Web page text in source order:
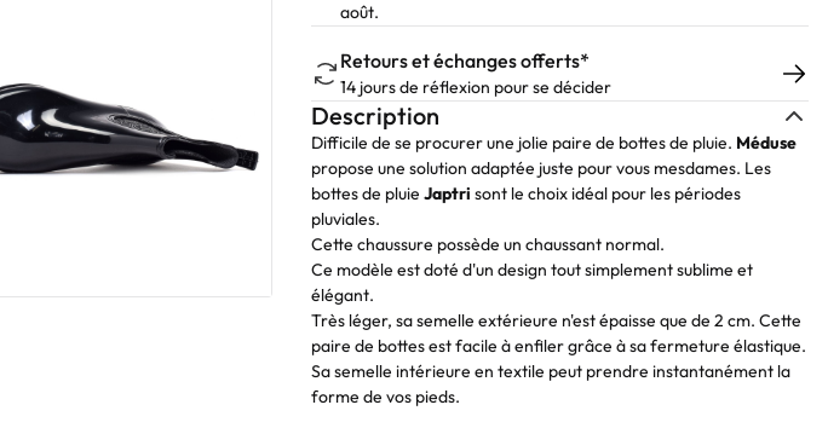
août.
Retours et échanges offerts*
14 jours de réflexion pour se décider
Description
Difficile de se procurer une jolie paire de bottes de pluie. Méduse
propose une solution adaptée juste pour vous mesdames. Les
bottes de pluieJaptri sont le choix idéal pour les périodes
pluviales.
Cette chaussure possède un chaussant normal.
Ce modèle est doté d'un design tout simplement sublime et
élégant.
Très léger, sa semelle extérieure n'est épaisse que de 2 cm. Cette
paire de bottes est facile à enfiler grâce à sa fermeture élastique.
Sa semelle intérieure en textile peut prendre instantanément la
forme de vos pieds.